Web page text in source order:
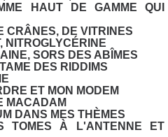
HAUT DE GAMME QUI
CRÂNES, DE VITRINES
NITROGLYCÉRINE
SORS DES ABÎMES
DES RIDDIMS
ET MON MODEM
MACADAM
DANS MES THÈMES
TOMES À L'ANTENNE ET